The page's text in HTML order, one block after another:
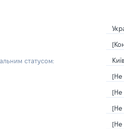
статусом:
[Не
[Не
[Не
[Не